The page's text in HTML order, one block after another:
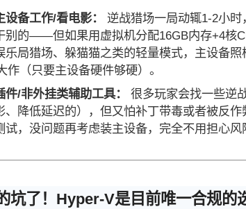
备工作/看电影：
逆战猎场一局动辄1-2小时
别的——但如果用虚拟机分配16GB内存+4核
乐局猎场、躲猫猫之类的轻量模式，主设备照
作（只要主设备硬件够硬）。
/非外挂类辅助工具：
很多玩家会找一些逆
、降低延迟的），但又怕补丁带毒或者被反
，没问题再考虑装主设备，完全不用担心风
坑了！Hyper-V是目前唯一合规的